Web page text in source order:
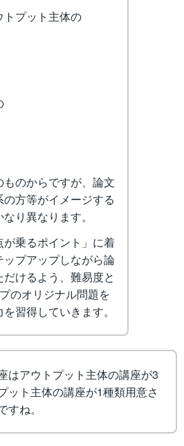
プット主体の
のからですが、論文
方等がイメージする
り異なります。
乗るポイント」に着
プアップしながら論
けるよう、難易度と
のオリジナル問題を
習得していきます。
はアウトプット主体の講座が3
ット主体の講座が1種類用意さ
ね。